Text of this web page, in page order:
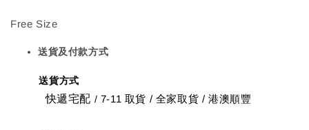
Free Size
送貨及付款方式
送貨方式
快遞宅配 / 7-11 取貨 / 全家取貨 / 港澳順豐